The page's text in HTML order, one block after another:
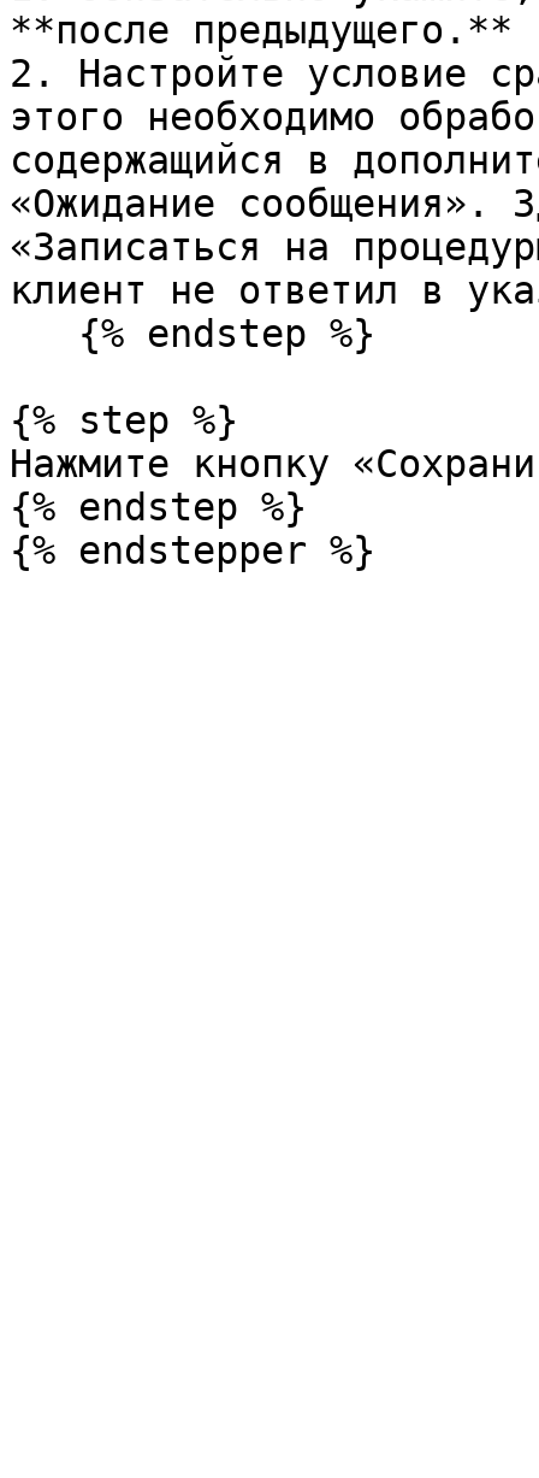
**после предыдущего.**
2. Настройте условие
этого необходимо
содержащийся в
«Ожидание сообщения».
«Записаться на
клиент не ответил в
{% step %}
Нажмите кнопку
{% endstep %}